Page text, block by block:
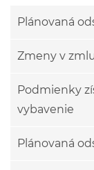
Plánovaná
Zmeny v
Podmienky
vybavenie
Plánovaná